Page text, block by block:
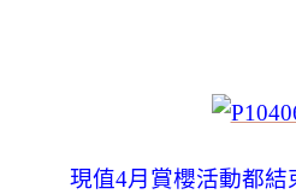
現值4月賞櫻活動都結